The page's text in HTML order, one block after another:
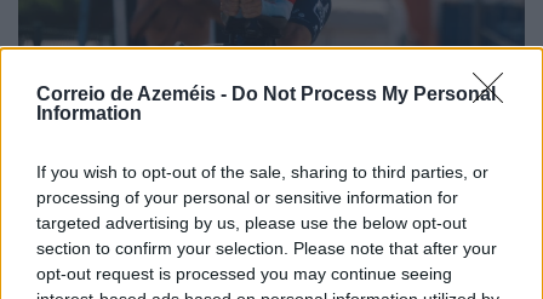
Correio de Azeméis - Do Not Process My Personal
Information
If you wish to opt-out of the sale, sharing to third parties, or
processing of your personal or sensitive information for
targeted advertising by us, please use the below opt-out
section to confirm your selection. Please note that after your
opt-out request is processed you may continue seeing